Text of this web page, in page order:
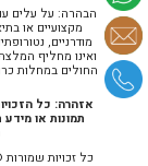
הבהרה: על עלים
מקצועיים או
מודרניים,
ואינו מחליף
החולים במחלות
אזהרה: כל
תמונות או
כל זכויות